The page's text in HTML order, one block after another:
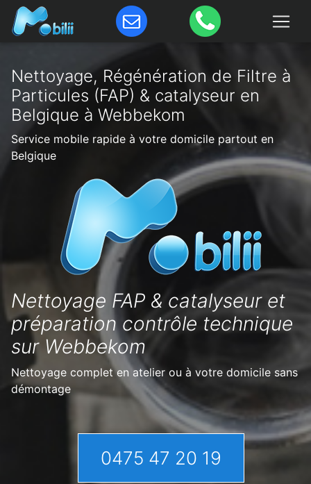
Nettoyage, Régénération de Filtre à
Particules (FAP) & catalyseur en
Belgique à Webbekom
Service mobile rapide à votre domicile partout en
Belgique
Nettoyage FAP & catalyseur et
préparation contrôle technique
sur Webbekom
Nettoyage complet en atelier ou à votre domicile sans
démontage
0475 47 20 19